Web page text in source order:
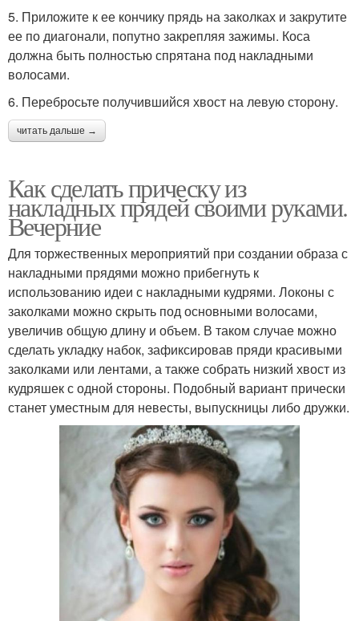
5. Приложите к ее кончику прядь на заколках и закрутите
ее по диагонали, попутно закрепляя зажимы. Коса
должна быть полностью спрятана под накладными
волосами.
6. Перебросьте получившийся хвост на левую сторону.
читать дальше →
Как сделать прическу из
накладных прядей своими руками.
Вечерние
Для торжественных мероприятий при создании образа с
накладными прядями можно прибегнуть к
использованию идеи с накладными кудрями. Локоны с
заколками можно скрыть под основными волосами,
увеличив общую длину и объем. В таком случае можно
сделать укладку набок, зафиксировав пряди красивыми
заколками или лентами, а также собрать низкий хвост из
кудряшек с одной стороны. Подобный вариант прически
станет уместным для невесты, выпускницы либо дружки.